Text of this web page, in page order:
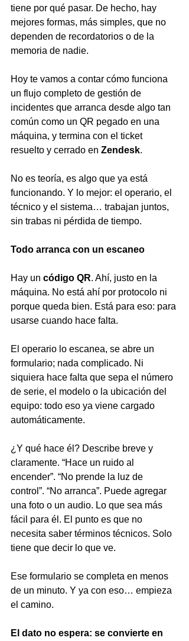
tiene por qué pasar. De hecho, hay
mejores formas, más simples, que no
dependen de recordatorios o de la
memoria de nadie.
Hoy te vamos a contar cómo funciona
un flujo completo de gestión de
incidentes que arranca desde algo tan
común como un QR pegado en una
máquina, y termina con el ticket
resuelto y cerrado en Zendesk.
No es teoría, es algo que ya está
funcionando. Y lo mejor: el operario, el
técnico y el sistema… trabajan juntos,
sin trabas ni pérdida de tiempo.
Todo arranca con un escaneo
Hay un código QR. Ahí, justo en la
máquina. No está ahí por protocolo ni
porque queda bien. Está para eso: para
usarse cuando hace falta.
El operario lo escanea, se abre un
formulario; nada complicado. Ni
siquiera hace falta que sepa el número
de serie, el modelo o la ubicación del
equipo: todo eso ya viene cargado
automáticamente.
¿Y qué hace él? Describe breve y
claramente. “Hace un ruido al
encender”. “No prende la luz de
control”. “No arranca”. Puede agregar
una foto o un audio. Lo que sea más
fácil para él. El punto es que no
necesita saber términos técnicos. Solo
tiene que decir lo que ve.
Ese formulario se completa en menos
de un minuto. Y ya con eso… empieza
el camino.
El dato no espera: se convierte en